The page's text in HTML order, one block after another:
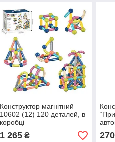
Конструктор магнітний
10602 (12) 120 деталей, в
коробці
1 265₴ 270